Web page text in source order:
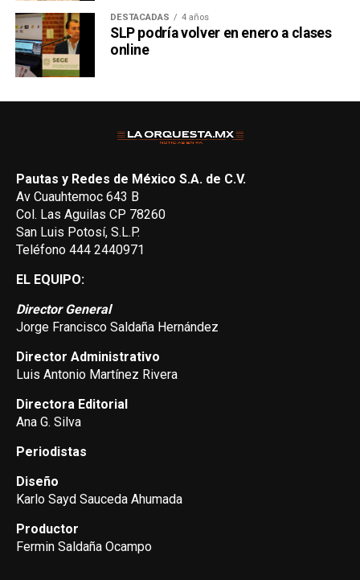
DESTACADAS 4 años
SLP podría volver en enero a clases
online
Pautas y Redes de México S.A. de C.V.
Av Cuauhtemoc 643 B
Col. Las Aguilas CP 78260
San Luis Potosí, S.L.P.
Teléfono 444 2440971
EL EQUIPO:
Director General
Jorge Francisco Saldaña Hernández
Director Administrativo
Luis Antonio Martínez Rivera
Directora Editorial
Ana G. Silva
Periodistas
Diseño
Karlo Sayd Sauceda Ahumada
Productor
Fermin Saldaña Ocampo